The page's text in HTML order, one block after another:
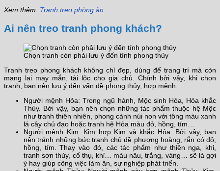
Xem thêm: Tranh treo phòng ăn
Ai nên treo tranh phong khách?
Chọn tranh còn phải lưu ý đến tính phong thủy
Tranh treo phong khách không chỉ đẹp, dùng để trang trí mà còn
mang lại may mắn, tài lộc cho gia chủ. Chính bởi vậy, khi chọn
tranh, bạn nên lưu ý đến vấn đề phong thủy, hợp mệnh:
Người mệnh Hỏa: Trong ngũ hành, Mộc sinh Hỏa, Hỏa khắc
Thủy. Bởi vậy, bạn nên chọn những tác phẩm thuộc hệ Mộc
như tranh thiên nhiên, phong cảnh núi non với tông màu xanh
lá cây chủ đạo hoặc tranh hệ Hỏa màu đỏ, hồng, tím…
Người mệnh Kim: Kim hợp Kim và khắc Hỏa. Bởi vậy, bạn
nên tránh những bức tranh chủ đề phượng hoàng, rắn có đỏ,
hồng, tím. Thay vào đó, các tác phẩm như thiên nga, khỉ,
tranh sơn thủy, cổ thụ, khỉ… màu nâu, trắng, vàng… sẽ là gợi
ý hay giúp công việc làm ăn, sự nghiệp phát triển.